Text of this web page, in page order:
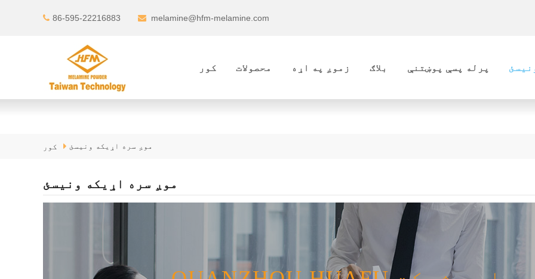
86-595-22216883 melamine@hfm-melamine.com
کور محصولات زموږ په اړه بلاګ پرله پسې پوښتنې
کور موږ سره اړیکه ونیسئ
موږ سره اړیکه ونیسئ